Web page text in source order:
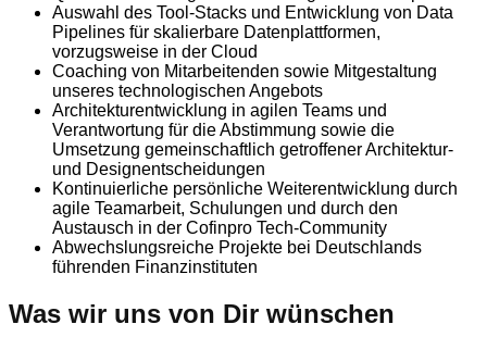
Auswahl des Tool-Stacks und Entwicklung von Data
Pipelines für skalierbare Datenplattformen,
vorzugsweise in der Cloud
Coaching von Mitarbeitenden sowie Mitgestaltung
unseres technologischen Angebots
Architekturentwicklung in agilen Teams und
Verantwortung für die Abstimmung sowie die
Umsetzung gemeinschaftlich getroffener Architektur-
und Designentscheidungen
Kontinuierliche persönliche Weiterentwicklung durch
agile Teamarbeit, Schulungen und durch den
Austausch in der Cofinpro Tech-Community
Abwechslungsreiche Projekte bei Deutschlands
führenden Finanzinstituten
Was wir uns von Dir wünschen